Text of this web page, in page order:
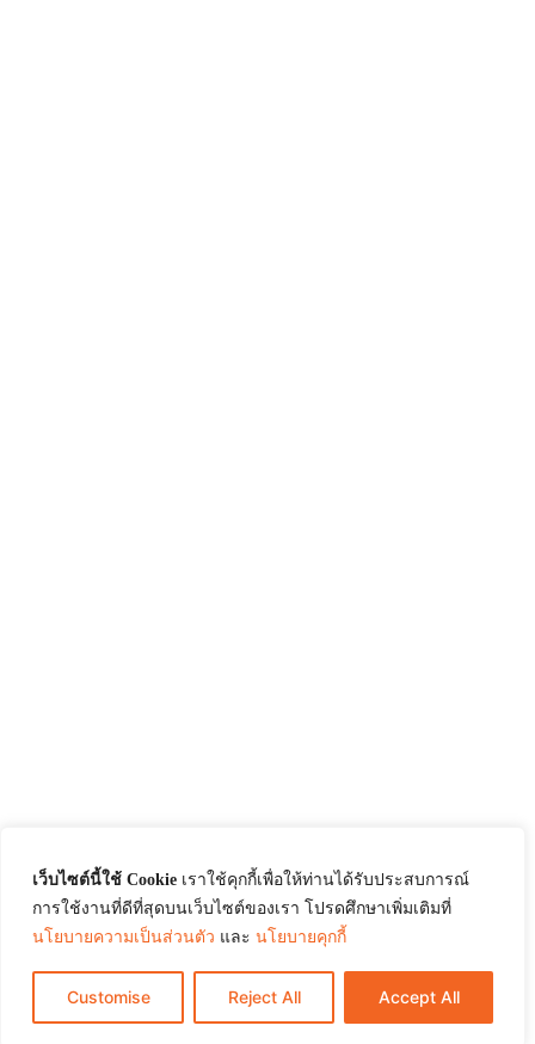
เว็บไซต์นี้ใช้ Cookie เราใช้คุกกี้เพื่อให้ท่านได้รับประสบการณ์
การใช้งานที่ดีที่สุดบนเว็บไซต์ของเรา โปรดศึกษาเพิ่มเติมที่
นโยบายความเป็นส่วนตัว และ นโยบายคุกกี้
Customise Reject All Accept All